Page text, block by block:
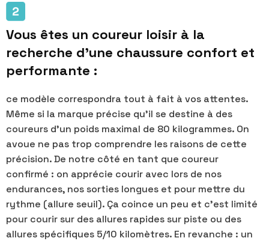
Vous êtes un coureur loisir à la
recherche d’une chaussure confort et
performante :
ce modèle correspondra tout à fait à vos attentes.
Même si la marque précise qu’il se destine à des
coureurs d’un poids maximal de 80 kilogrammes. On
avoue ne pas trop comprendre les raisons de cette
précision. De notre côté en tant que coureur
confirmé : on apprécie courir avec lors de nos
endurances, nos sorties longues et pour mettre du
rythme (allure seuil). Ça coince un peu et c’est limité
pour courir sur des allures rapides sur piste ou des
allures spécifiques 5/10 kilomètres. En revanche : un